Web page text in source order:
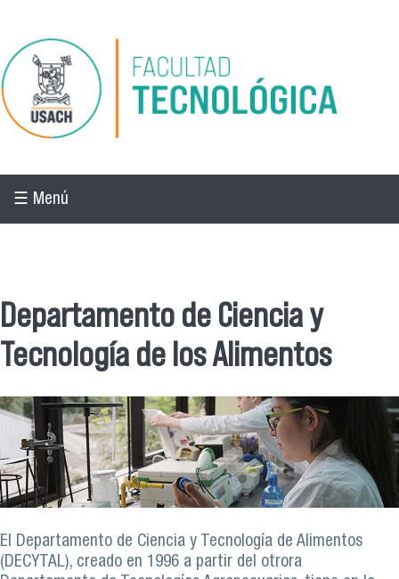
Pasar al contenido principal
☰ Menú
Departamento de Ciencia y
Tecnología de los Alimentos
El Departamento de Ciencia y Tecnología de Alimentos
(DECYTAL), creado en 1996 a partir del otrora